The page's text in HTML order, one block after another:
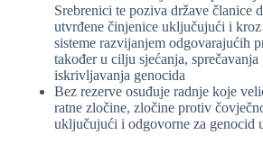
Srebrenici te poziva države članice
utvrđene činjenice uključujući i
sisteme razvijanjem odgovarajućih
također u cilju sjećanja, sprečavanja
iskrivljavanja genocida
Bez rezerve osuđuje radnje koje
ratne zločine, zločine protiv
uključujući i odgovorne za genocid